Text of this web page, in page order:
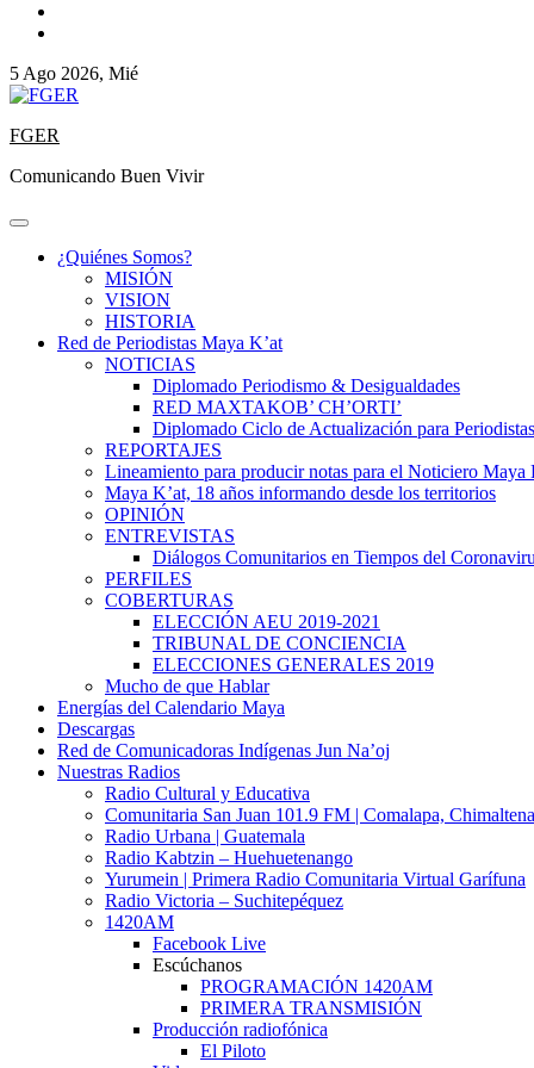
5 Ago 2026, Mié
FGER
Comunicando Buen Vivir
¿Quiénes Somos?
MISIÓN
VISION
HISTORIA
Red de Periodistas Maya K’at
NOTICIAS
Diplomado Periodismo & Desigualdades
RED MAXTAKOB’ CH’ORTI’
Diplomado Ciclo de Actualización para Periodistas
REPORTAJES
Lineamiento para producir notas para el Noticiero Maya
Maya K’at, 18 años informando desde los territorios
OPINIÓN
ENTREVISTAS
Diálogos Comunitarios en Tiempos del
PERFILES
COBERTURAS
ELECCIÓN AEU 2019-2021
TRIBUNAL DE CONCIENCIA
ELECCIONES GENERALES 2019
Mucho de que Hablar
Energías del Calendario Maya
Descargas
Red de Comunicadoras Indígenas Jun Na’oj
Nuestras Radios
Radio Cultural y Educativa
Comunitaria San Juan 101.9 FM | Comalapa,
Radio Urbana | Guatemala
Radio Kabtzin – Huehuetenango
Yurumein | Primera Radio Comunitaria Virtual Garífuna
Radio Victoria – Suchitepéquez
1420AM
Facebook Live
Escúchanos
PROGRAMACIÓN 1420AM
PRIMERA TRANSMISIÓN
Producción radiofónica
El Piloto